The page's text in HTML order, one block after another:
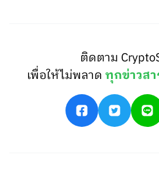
ติดตาม
เพื่อให้ไม่พลาดทุกข่าวสา